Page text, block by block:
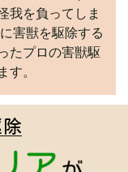
我を負ってしま
害獣を駆除する
たプロの害獣駆
す。